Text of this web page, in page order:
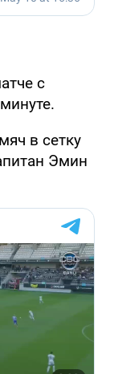
с
в сетку
Эмин